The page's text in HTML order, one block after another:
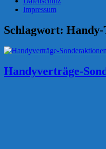
Impressum
Schlagwort:
Handyverträge-